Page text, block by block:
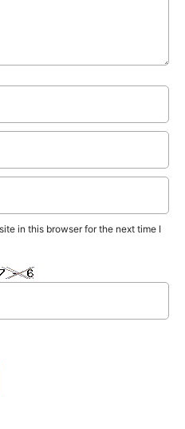
in this browser for the next time I